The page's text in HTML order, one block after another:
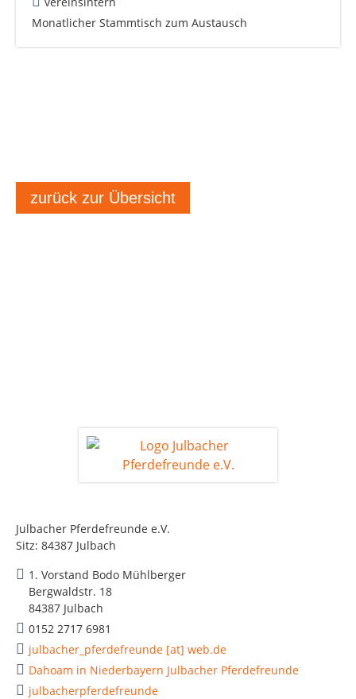
Julbacher Pferdefreunde e.V.
Sitz: 84387 Julbach
1. Vorstand Bodo Mühlberger
Bergwaldstr. 18
84387 Julbach
0152 2717 6981
julbacher_pferdefreunde [at] web.de
Dahoam in Niederbayern Julbacher Pferdefreunde
julbacherpferdefreunde
Monatlicher Stammtisch zum Austausch
zurück zur Übersicht